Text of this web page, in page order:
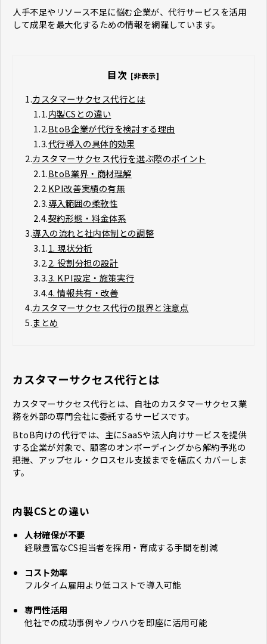
人手不足やリソース不足に悩む企業が、代行サービスを活用
して成果を最大化するための情報を網羅しています。
目次 [非表示]
1.カスタマーサクセス代行とは
1.1.内製CSとの違い
1.2.BtoB企業が代行を検討する理由
1.3.代行導入の具体的効果
2.カスタマーサクセス代行を選ぶ際のポイント
2.1.BtoB業界・商材理解
2.2.KPI改善実績の有無
2.3.導入範囲の柔軟性
2.4.契約形態・料金体系
3.導入の流れと社内体制との調整
3.1.1. 現状分析
3.2.2. 役割分担の設計
3.3.3. KPI設定・施策実行
3.4.4. 情報共有・改善
4.カスタマーサクセス代行の限界と注意点
5.まとめ
カスタマーサクセス代行とは
カスタマーサクセス代行とは、自社のカスタマーサクセス業
務を外部の専門会社に委託するサービスです。
BtoB向けの代行では、主にSaaSや法人向けサービスを提供
する企業が対象で、顧客のオンボーディングから解約予兆の
把握、アップセル・クロスセル支援までを幅広くカバーしま
す。
内製CSとの違い
人材確保が不要
経験豊富なCS担当者を採用・育成する手間を削減
コスト効率
フルタイム雇用より低コストで導入可能
専門性活用
他社での成功事例やノウハウを即座に活用可能